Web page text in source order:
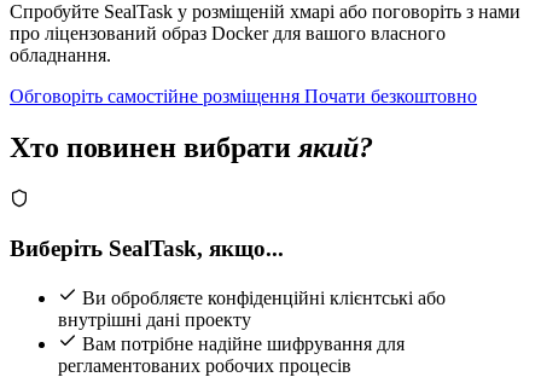
Спробуйте SealTask у розміщеній хмарі або поговоріть з нами
про ліцензований образ Docker для вашого власного
обладнання.
Обговоріть самостійне розміщення Почати безкоштовно
Хто повинен вибратиякий?
Виберіть SealTask, якщо...
Ви обробляєте конфіденційні клієнтські або
внутрішні дані проекту
Вам потрібне надійне шифрування для
регламентованих робочих процесів